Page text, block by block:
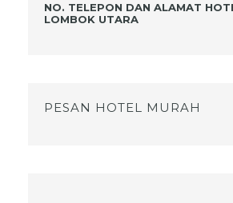
NO. TELEPON DAN ALAMAT
LOMBOK UTARA
PESAN HOTEL MURAH